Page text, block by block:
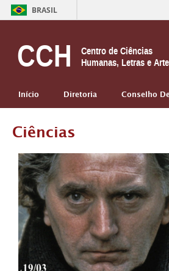
BRASIL
CCH
Centro de Ciências
Humanas, Letras e
Início Diretoria Conselho
Ciências